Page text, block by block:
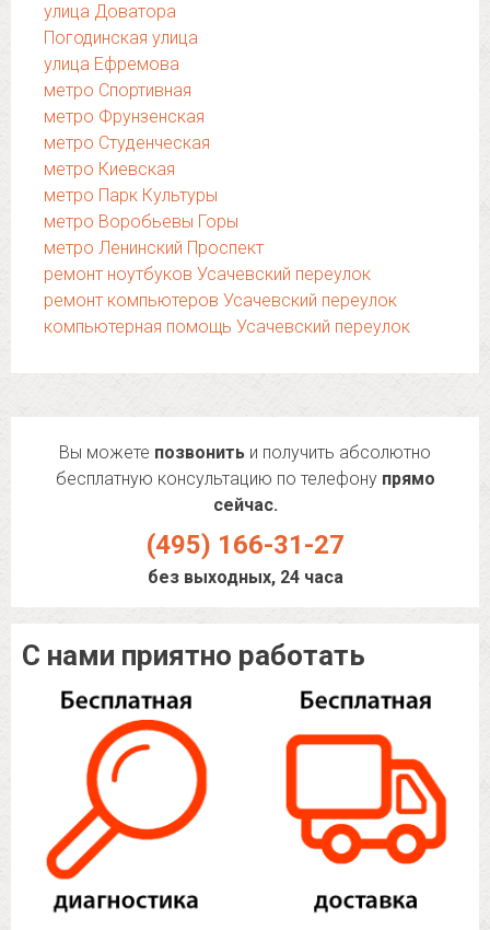
улица Доватора
Погодинская улица
улица Ефремова
метро Спортивная
метро Фрунзенская
метро Студенческая
метро Киевская
метро Парк Культуры
метро Воробьевы Горы
метро Ленинский Проспект
ремонт ноутбуков Усачевский переулок
ремонт компьютеров Усачевский переулок
компьютерная помощь Усачевский переулок
Вы можете позвонить и получить абсолютно
бесплатную консультацию по телефону прямо
сейчас.
(495) 166-31-27
без выходных, 24 часа
С нами приятно работать